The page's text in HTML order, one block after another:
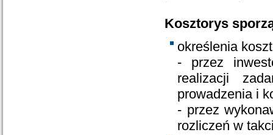
Kosztorys
określenia
- przez
realizacji
prowadzenia i
- przez
rozliczeń w